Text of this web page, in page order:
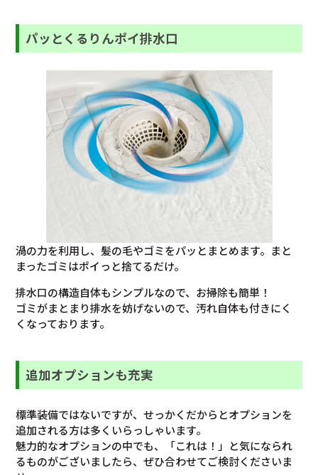
パッとくるりんポイ排水口
渦の力を利用し、髪の毛やゴミをパッとまとめます。まと
まったゴミはポイっと捨てるだけ。
排水口の構造自体もシンプルなので、お掃除も簡単！
ゴミがまとまり排水を妨げないので、汚れ自体も付きにく
くなっております。
追加オプションも充実
標準装備ではないですが、せっかくだからとオプションを
追加される方は多くいらっしゃいます。
魅力的なオプションの中でも、「これは！」と気になられ
るものがございましたら、ぜひ合わせてご検討くださいま